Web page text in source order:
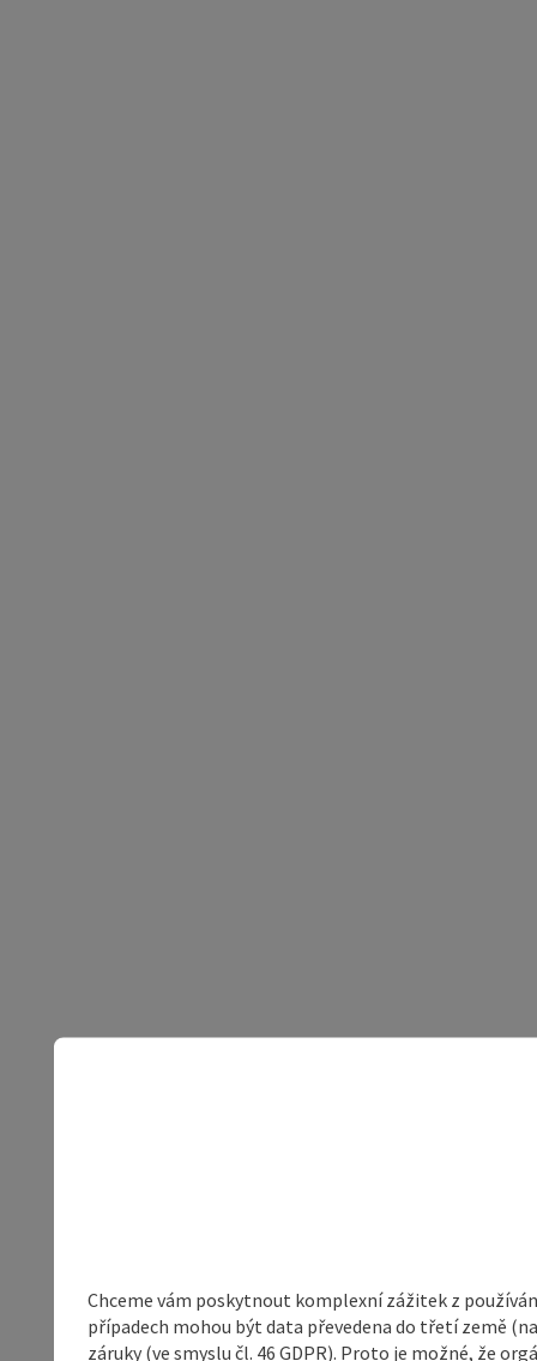
Chceme vám poskytnout komplexní zážitek z
případech mohou být data převedena do třetí země
záruky (ve smyslu čl. 46 GDPR). Proto je možné, že